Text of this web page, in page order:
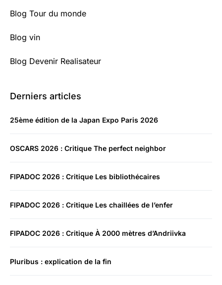
Blog Tour du monde
Blog vin
Blog Devenir Realisateur
Derniers articles
25ème édition de la Japan Expo Paris 2026
OSCARS 2026 : Critique The perfect neighbor
FIPADOC 2026 : Critique Les bibliothécaires
FIPADOC 2026 : Critique Les chaillées de l’enfer
FIPADOC 2026 : Critique À 2000 mètres d’Andriivka
Pluribus : explication de la fin